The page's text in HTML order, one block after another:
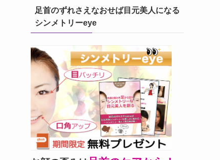
足首のずれさえなおせば目元美人になる
シンメトリーeye